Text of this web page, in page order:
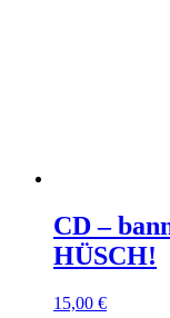
CD –
HÜSCH!
15,00 €